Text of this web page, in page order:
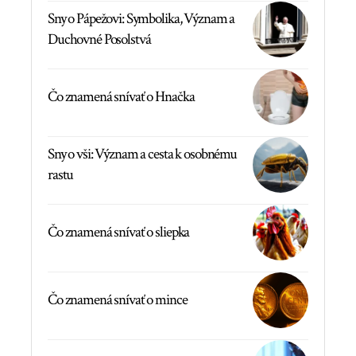
Sny o Pápežovi: Symbolika, Význam a
Duchovné Posolstvá
Čo znamená snívať o Hnačka
Sny o vši: Význam a cesta k osobnému
rastu
Čo znamená snívať o sliepka
Čo znamená snívať o mince